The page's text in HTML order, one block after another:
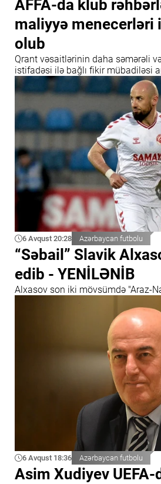
AFFA-da klub
maliyyə menecerləri
olub
Qrant vəsaitlərinin daha səmərəli
istifadəsi ilə bağlı fikir mübadiləsi
6 Avqust 20:28 Azərbaycan futbolu
“Səbail” Slavik
edib - YENİLƏNİB
Alxasov son iki mövsümdə "Araz-
6 Avqust 18:36 Azərbaycan futbolu
Asim Xudiyev